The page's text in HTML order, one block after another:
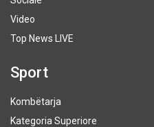
Video
Top News LIVE
Sport
Kombëtarja
Kategoria Superiore